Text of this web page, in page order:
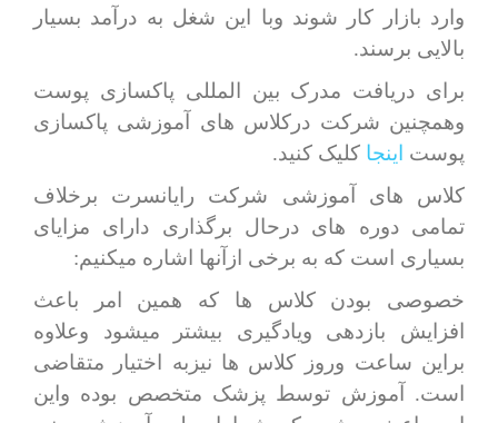
وارد بازار کار شوند وبا این شغل به درآمد بسیار
بالایی برسند.
برای دریافت مدرک بین المللی پاکسازی پوست
وهمچنین شرکت درکلاس های آموزشی پاکسازی
پوست اینجا کلیک کنید.
کلاس های آموزشی شرکت رایانسرت برخلاف
تمامی دوره های درحال برگذاری دارای مزایای
بسیاری است که به برخی ازآنها اشاره میکنیم:
خصوصی بودن کلاس ها که همین امر باعث
افزایش بازدهی ویادگیری بیشتر میشود وعلاوه
براین ساعت وروز کلاس ها نیزبه اختیار متقاضی
است. آموزش توسط پزشک متخصص بوده واین